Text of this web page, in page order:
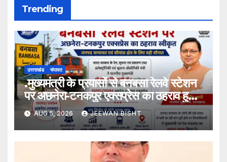
Trending
उत्तराखंड चंपावत
.मुख्यमंत्री के प्रयासों से बनबसा रेलवे स्टेशन
पर अछनेरा-टनकपुर एक्सप्रेस का ठहराव हुआ
स्वीकृत
AUG 5, 2026 JEEWAN BISHT